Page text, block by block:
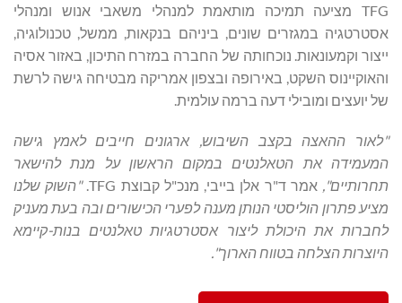
TFG מציעה תמיכה מותאמת למנהלי משאבי אנוש ומנהלי
אסטרטגיה במגזרים שונים, ביניהם בנקאות, ממשל, טכנולוגיה,
ייצור וקמעונאות. נוכחותה של החברה במזרח התיכון, באזור אסיה
והאוקיינוס השקט, באירופה ובצפון אמריקה מבטיחה גישה לרשת
של יועצים ומובילי דעה ברמה עולמית.
"לאור ההאצה בקצב השיבוש, ארגונים חייבים לאמץ גישה
המעמידה את הטאלנטים במקום הראשון על מנת להישאר
תחרותיים", אמר ד"ר אלן בייבי, מנכ"ל קבוצת TFG.
"השוק שלנו
מציע פתרון הוליסטי הנותן מענה לפערי הכישורים ובה בעת מעניק
לחברות את היכולת ליצור אסטרטגיות טאלנטים בנות-קיימא
היוצרות הצלחה בטווח הארוך".